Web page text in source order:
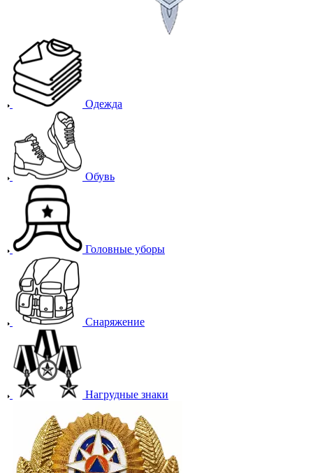
Одежда
Обувь
Головные уборы
Снаряжение
Нагрудные знаки